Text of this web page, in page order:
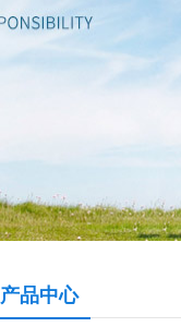
产品中心